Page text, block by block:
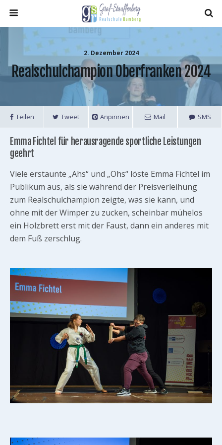
2. Dezember 2024
Realschulchampion Oberfranken 2024
Teilen Tweet Anpinnen Mail SMS
Emma Fichtel für herausragende sportliche Leistungen
geehrt
Viele erstaunte „Ahs“ und „Ohs“ löste Emma Fichtel im
Publikum aus, als sie während der Preisverleihung
zum Realschulchampion zeigte, was sie kann, und
ohne mit der Wimper zu zucken, scheinbar mühelos
ein Holzbrett erst mit der Faust, dann ein anderes mit
dem Fuß zerschlug.